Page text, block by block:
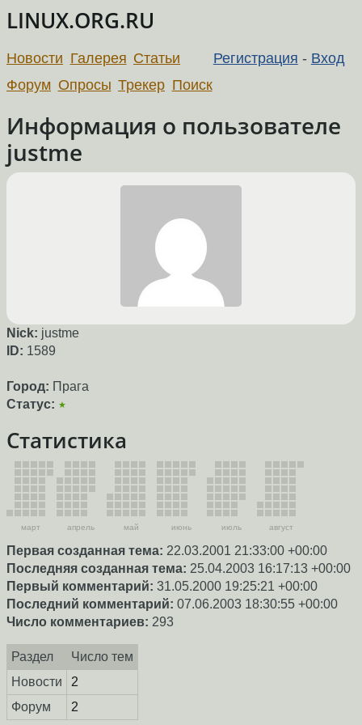
LINUX.ORG.RU
Регистрация - Вход
Новости Галерея Статьи
Форум Опросы Трекер Поиск
Информация о пользователе
justme
Nick: justme
ID: 1589
Город: Прага
Статус: ★
Статистика
март апрель май июнь июль август
Первая созданная тема: 22.03.2001 21:33:00 +00:00
Последняя созданная тема: 25.04.2003 16:17:13 +00:00
Первый комментарий: 31.05.2000 19:25:21 +00:00
Последний комментарий: 07.06.2003 18:30:55 +00:00
Число комментариев: 293
Раздел
Число тем
Новости
2
Форум
2